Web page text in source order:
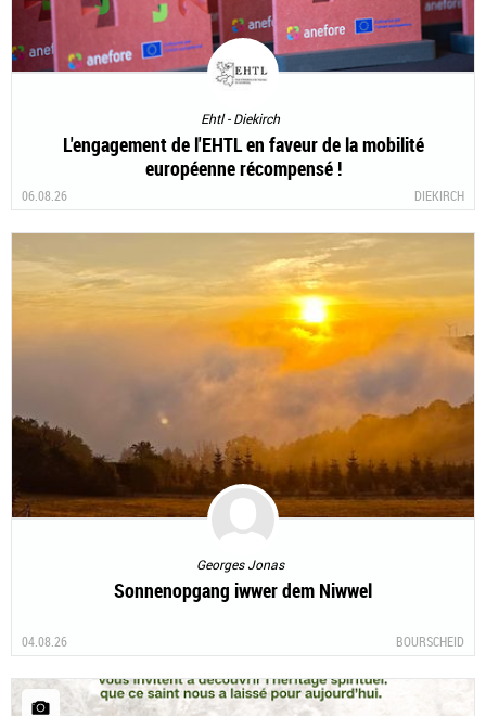
Ehtl - Diekirch
L'engagement de l'EHTL en faveur de la mobilité
européenne récompensé !
06.08.26 DIEKIRCH
Georges Jonas
Sonnenopgang iwwer dem Niwwel
04.08.26 BOURSCHEID